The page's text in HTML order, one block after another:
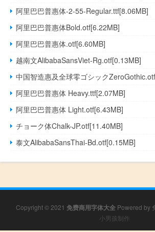
阿里巴巴普惠体-2-55-Regular.ttf[8.06MB]
阿里巴巴普惠体Bold.otf[6.22MB]
阿里巴巴普惠体.otf[6.60MB]
越南文AlibabaSansViet-Rg.otf[0.13MB]
中国智造惠及全球零ゴシック
阿里巴巴普惠体 Heavy.ttf[2.07MB]
阿里巴巴普惠体 Light.otf[6.43MB]
チョーク体Chalk-JP.otf[11.40MB]
泰文AlibabaSansThai-Bd.otf[0.15MB]
Copyright © 2021 免费商用字体大全 Powered by
小男孩制作